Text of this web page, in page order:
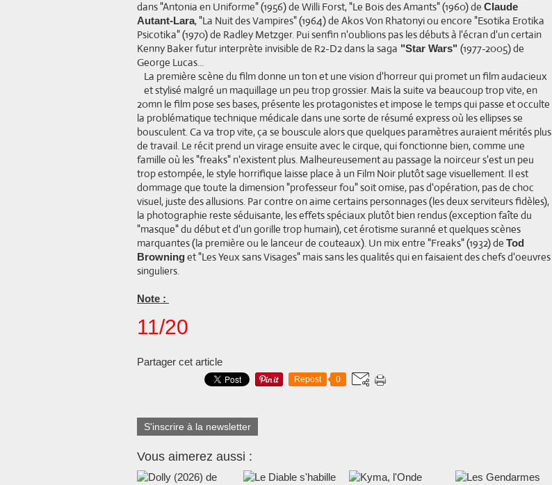
dans "Antonia en Uniforme" (1956) de Willi Forst, "Le Bois des Amants" (1960) de Claude
Autant-Lara, "La Nuit des Vampires" (1964) de Akos Von Rhatonyi ou encore "Esotika Erotika
Psicotika" (1970) de Radley Metzger. Pui senfin n'oublions pas les débuts à l'écran d'un certain
Kenny Baker futur interprète invisible de R2-D2 dans la saga "Star Wars" (1977-2005) de
George Lucas...
La première scène du film donne un ton et une vision d'horreur qui promet un film audacieux
et stylisé malgré un maquillage un peu trop grossier. Mais la suite va beaucoup trop vite, en
20mn le film pose ses bases, présente les protagonistes et impose le temps qui passe et occulte
la problématique technique médicale dans une sorte de résumé express où les ellipses se
bousculent. Ca va trop vite, ça se bouscule alors que quelques paramètres auraient mérités plus
de travail. Le récit prend un virage ensuite avec le cirque, qui fonctionne bien, comme une
famille où les "freaks" n'existent plus. Malheureusement au passage la noirceur s'est un peu
trop estompée, le style horrifique laisse place à un Film Noir plutôt sage visuellement. Il est
dommage que toute la dimension "professeur fou" soit omise, pas d'opération, pas de choc
visuel, juste des allusions. Par contre on aime certains personnages (les deux serviteurs fidèles),
la photographie reste séduisante, les effets spéciaux plutôt bien rendus (exception faîte du
"masque" du début et d'un gorille trop humain), cet érotisme suranné et quelques scènes
marquantes (la première ou le lanceur de couteaux). Un mix entre "Freaks" (1932) de Tod
Browninget "Les Yeux sans Visages" mais sans les qualités qui en faisaient des chefs d'oeuvres
singuliers.
Note :
11/20
Partager cet article
Repost 0
S'inscrire à la newsletter
Vous aimerez aussi :